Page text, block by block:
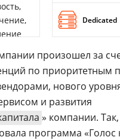
Dedicated
произошел за
по приоритетным
нового
и развития
» компании. Так,
программа «Голос